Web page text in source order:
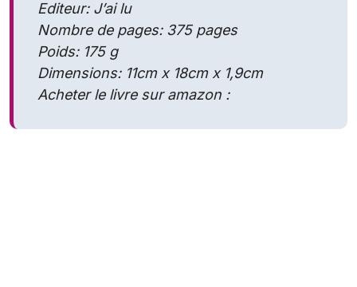
Editeur: J’ai lu
Nombre de pages: 375 pages
Poids: 175 g
Dimensions: 11cm x 18cm x 1,9cm
Acheter le livre sur amazon :